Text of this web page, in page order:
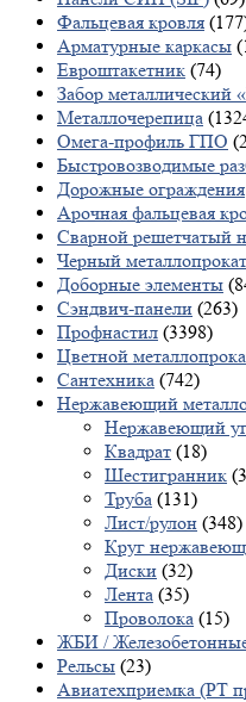
Фальцевая кровля
Арматурные каркасы
Евроштакетник (74)
Забор металлический
Металлочерепица
Омега-профиль ГПО
Быстровозводимые
Дорожные ограждения
Арочная фальцевая
Сварной решетчатый
Черный металлопрокат
Доборные элементы
Сэндвич-панели (263)
Профнастил (3398)
Цветной
Сантехника (742)
Нержавеющий
Нержавеющий
Квадрат (18)
Шестигранник
Труба (131)
Лист/рулон (348)
Круг
Диски (32)
Лента (35)
Проволока (15)
ЖБИ /
Рельсы (23)
Авиатехприемка (РТ